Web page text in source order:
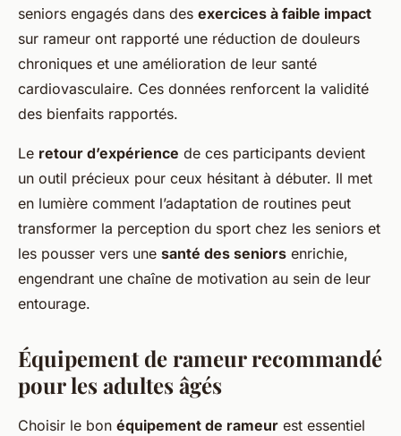
seniors engagés dans des exercices à faible impact
sur rameur ont rapporté une réduction de douleurs
chroniques et une amélioration de leur santé
cardiovasculaire. Ces données renforcent la validité
des bienfaits rapportés.
Le retour d’expérience de ces participants devient
un outil précieux pour ceux hésitant à débuter. Il met
en lumière comment l’adaptation de routines peut
transformer la perception du sport chez les seniors et
les pousser vers une santé des seniors enrichie,
engendrant une chaîne de motivation au sein de leur
entourage.
Équipement de rameur recommandé
pour les adultes âgés
Choisir le bon équipement de rameur est essentiel